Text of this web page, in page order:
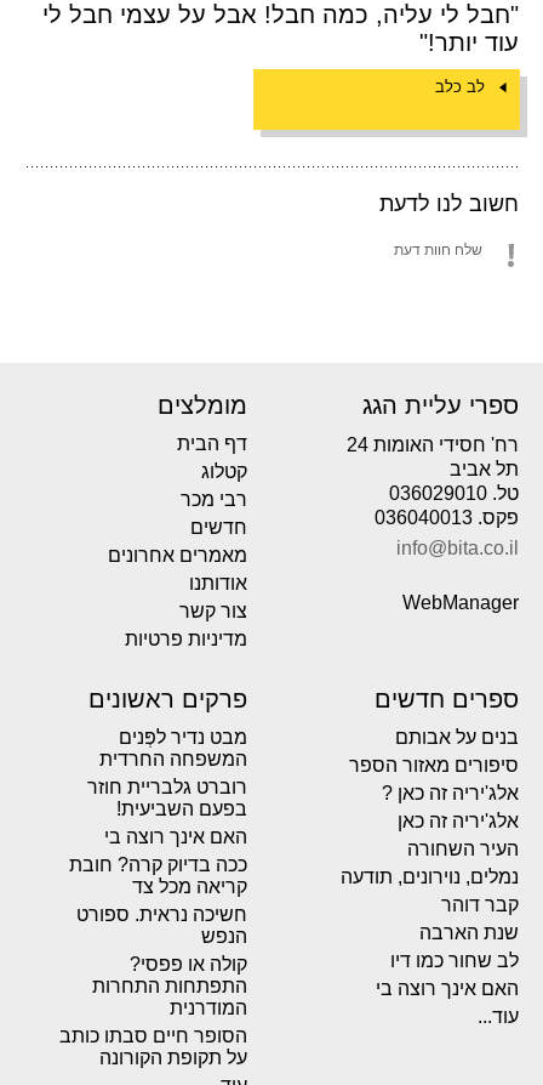
"חבל לי עליה, כמה חבל! אבל על עצמי חבל לי
עוד יותר!"
לב כלב
חשוב לנו לדעת
שלח חוות דעת
ספרי עליית הגג
רח' חסידי האומות 24
תל אביב
טל. 036029010
פקס. 036040013
info@bita.co.il
WebManager
מומלצים
דף הבית
קטלוג
רבי מכר
חדשים
מאמרים אחרונים
אודותנו
צור קשר
מדיניות פרטיות
ספרים חדשים
בנים על אבותם
סיפורים מאזור הספר
אלג'יריה זה כאן ?
אלג'יריה זה כאן
העיר השחורה
נמלים, נוירונים, תודעה
קבר דוהר
שנת הארבה
לב שחור כמו דיו
האם אינך רוצה בי
עוד...
פרקים ראשונים
מבט נדיר לפְּנים
המשפחה החרדית
רוברט גלבריית חוזר
בפעם השביעית!
האם אינך רוצה בי
ככה בדיוק קרה? חובת
קריאה מכל צד
חשיכה נראית. ספורט
הנפש
קולה או פפסי?
התפתחות התחרות
המודרנית
הסופר חיים סבתו כותב
על תקופת הקורונה